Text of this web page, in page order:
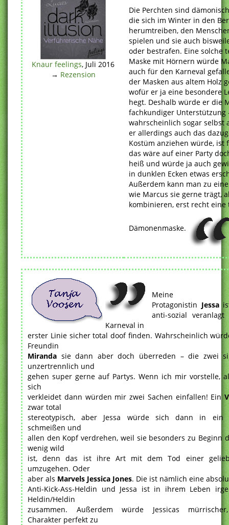
Knaur feelings, Juli 2016
→ Rezension
Die Perchten sind
die sich im Winter in den
herumtreiben, den
spielen und sie auch
oder bestrafen. Eine solche
Maske mit Hörnern würde
auch für den Karneval
der Masken aus altem Holz
wofür er ja eine besondere
hegt. Deshalb würde er die
fachkundiger Unterstützung
wahrscheinlich sogar selbst
er allerdings auch das
Kostüm anziehen würde, ist
das wäre auf einer Party
heiß und würde ja auch
in dunklen Ecken etwas
Außerdem kann man zu
wie Marcus sie gerne trägt,
kombinieren, erst recht eine
Dämonenmaske.
Meine
Protagonistin Jessa
anti-sozial
Karneval in
erster Linie sicher total doof finden. Wahrscheinlich
Freundin
Miranda sie dann aber doch überreden – die zwei
unzertrennlich und
gehen super gerne auf Partys. Wenn ich mir vorstelle,
sich
verkleidet dann würden mir zwei Sachen einfallen! Ein
zwar total
stereotypisch, aber Jessa würde sich dann in ein
schmeißen und
allen den Kopf verdrehen, weil sie besonders zu Beginn
wenig wild
ist, denn das ist ihre Art mit dem Tod einer
umzugehen. Oder
aber als Marvels Jessica Jones. Die ist nämlich eine
Anti-Kick-Ass-Heldin und Jessa ist in ihrem Leben
Heldin/Heldin
zusammen. Außerdem würde Jessicas
Charakter perfekt zu